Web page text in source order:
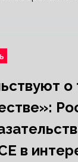
о
в